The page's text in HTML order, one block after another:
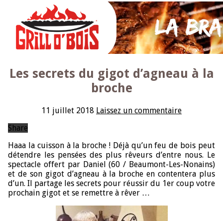
Les secrets du gigot d’agneau à la
broche
11 juillet 2018 Laissez un commentaire
Share
Haaa la cuisson à la broche ! Déjà qu’un feu de bois peut
détendre les pensées des plus rêveurs d’entre nous. Le
spectacle offert par Daniel (60 / Beaumont-Les-Nonains)
et de son gigot d’agneau à la broche en contentera plus
d’un. Il partage les secrets pour réussir du 1er coup votre
prochain gigot et se remettre à rêver …